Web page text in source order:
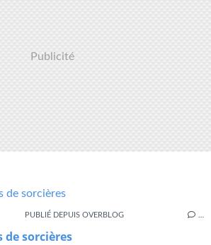
Publicité
PUBLIÉ DEPUIS OVERBLOG
de sorcières